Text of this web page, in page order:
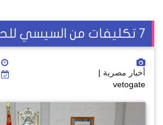
7 تكليفات من السيسي للحكومة.. اليوم
أخبار مصرية |
vetogate